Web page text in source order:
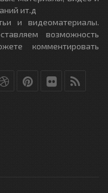
ит.д
и видеоматериалы.
возможность
комментировать